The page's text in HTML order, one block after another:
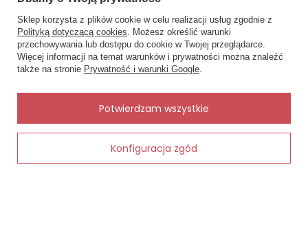
Dodaj do koszyka
Baster bokserki męskie Italian Fashion -
×
✨ Asystent zakupowy
Napisz czego szukasz — pokażę
gotowe propozycje.
Sklep korzysta z plików cookie w celu realizacji usług zgodnie z
Polityką dotyczącą cookies. Możesz określić warunki
przechowywania lub dostępu do cookie w Twojej przeglądarce.
Więcej informacji na temat warunków i prywatności można znaleźć
także na stronie Prywatność i warunki Google.
Konfiguracja zgód
Potwierdzam wszystkie